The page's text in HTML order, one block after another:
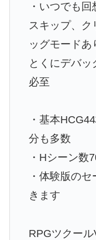
・いつでも
スキップ、
ッグモードあ
とくにデバ
必至
・基本
分も多数
・Hシーン数
・体験版の
きます
RPGツクール